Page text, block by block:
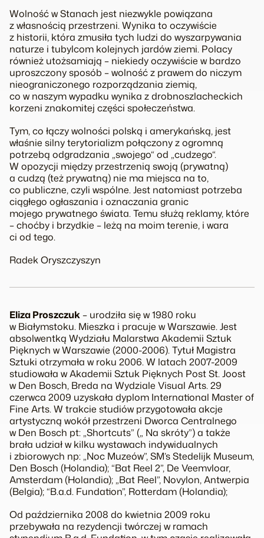
Wolność w Stanach jest niezwykle powiązana
z własnością przestrzeni. Wynika to oczywiście
z historii, która zmusiła tych ludzi do wyszarpywania
naturze i tubylcom kolejnych jardów ziemi. Polacy
również utożsamiają – niekiedy oczywiście w bardzo
uproszczony sposób – wolność z prawem do niczym
nieograniczonego rozporządzania ziemią,
co w naszym wypadku wynika z drobnoszlacheckich
korzeni znakomitej części społeczeństwa.
Tym, co łączy wolności polską i amerykańską, jest
właśnie silny terytorializm połączony z ogromną
potrzebą odgradzania „swojego“ od „cudzego“.
W opozycji między przestrzenią swoją (prywatną)
a cudzą (też prywatną) nie ma miejsca na to,
co publiczne, czyli wspólne. Jest natomiast potrzeba
ciągłego ogłaszania i oznaczania granic
mojego prywatnego świata. Temu służą reklamy, które
– choćby i brzydkie – leżą na moim terenie, i wara
ci od tego.
Radek Oryszczyszyn
Eliza Proszczuk– urodziła się w 1980 roku
w Białymstoku. Mieszka i pracuje w Warszawie. Jest
absolwentką Wydziału Malarstwa Akademii Sztuk
Pięknych w Warszawie (2000-2006). Tytuł Magistra
Sztuki otrzymała w roku 2006. W latach 2007-2009
studiowała w Akademii Sztuk Pięknych Post St. Joost
w Den Bosch, Breda na Wydziale Visual Arts. 29
czerwca 2009 uzyskała dyplom International Master of
Fine Arts. W trakcie studiów przygotowała akcje
artystyczną wokół przestrzeni Dworca Centralnego
w Den Bosch pt: „Shortcuts” („ Na skróty”) a także
brała udział w kilku wystawach indywidualnych
i zbiorowych np: „Noc Muzeów”, SM’s Stedelijk Museum,
Den Bosch (Holandia); “Bat Reel 2”, De Veemvloar,
Amsterdam (Holandia); „Bat Reel”, Novylon, Antwerpia
(Belgia); “B.a.d. Fundation”, Rotterdam (Holandia);
Od października 2008 do kwietnia 2009 roku
przebywała na rezydencji twórczej w ramach